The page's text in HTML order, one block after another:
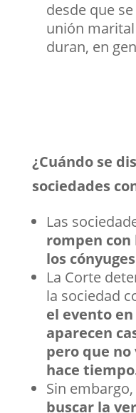
desde que
unión
duran, en
¿Cuándo se
sociedades
Las
rompen
los
La Corte
la sociedad
el evento
aparecen
pero que
hace
Sin embargo,
buscar la